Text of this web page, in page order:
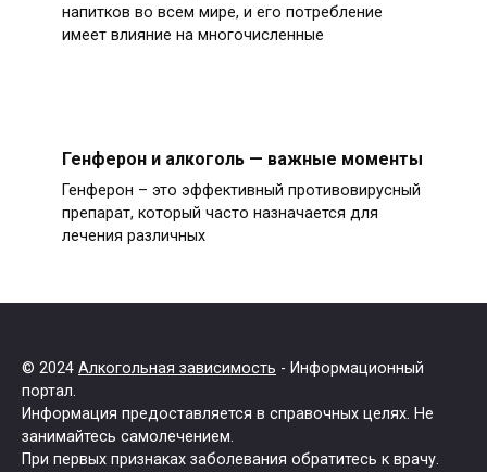
напитков во всем мире, и его потребление
имеет влияние на многочисленные
Генферон и алкоголь — важные моменты
Генферон – это эффективный противовирусный
препарат, который часто назначается для
лечения различных
© 2024 Алкогольная зависимость - Информационный
портал.
Информация предоставляется в справочных целях. Не
занимайтесь самолечением.
При первых признаках заболевания обратитесь к врачу.